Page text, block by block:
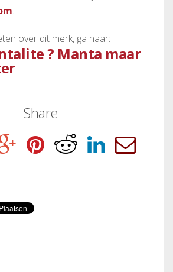
.
over dit merk, ga naar:
? Manta maar
Share